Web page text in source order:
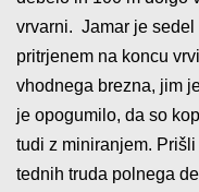
vrvarni. Jamar je sedel
pritrjenem na koncu
vhodnega brezna, jim
je opogumilo, da so
tudi z miniranjem.
tednih truda polnega